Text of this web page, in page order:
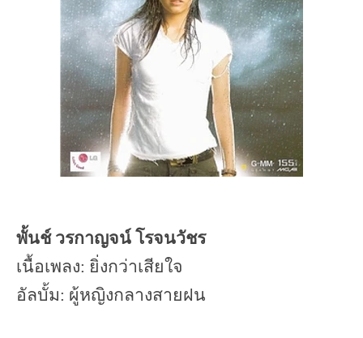
พั้นช์ วรกาญจน์ โรจนวัชร
เนื้อเพลง: ยิ่งกว่าเสียใจ
อัลบั้ม: ผู้หญิงกลางสายฝน